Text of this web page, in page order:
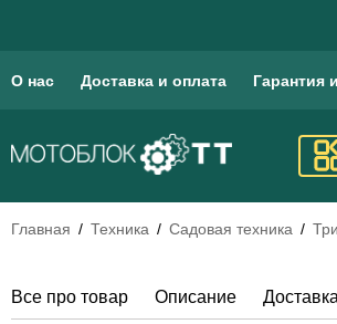
О нас Доставка и оплата Гарантия
Главная Техника Садовая техника
Все про товар Описание